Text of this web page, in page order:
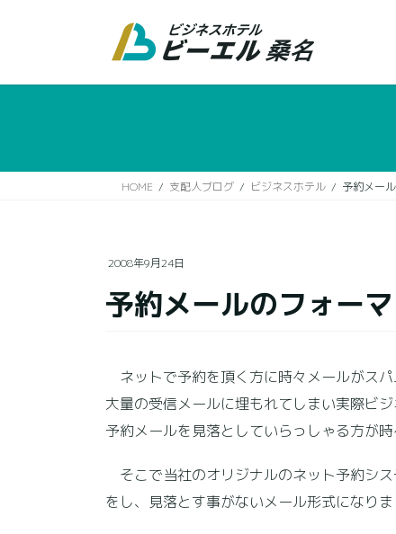
HOME 支配人ブログ ビジネスホテル 予約メー
2008年9月24日
予約メールのフォー
ネットで予約を頂く方に時々メールがスパ
大量の受信メールに埋もれてしまい実際ビ
予約メールを見落としていらっしゃる方が時
そこで当社のオリジナルのネット予約シ
をし、見落とす事がないメール形式になりま